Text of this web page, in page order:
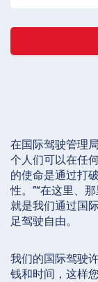
在国际驾驶管理
个人们可以在任
的使命是通过打
性。”“在这里、
就是我们通过国
足驾驶自由。
我们的国际驾驶
钱和时间，这样